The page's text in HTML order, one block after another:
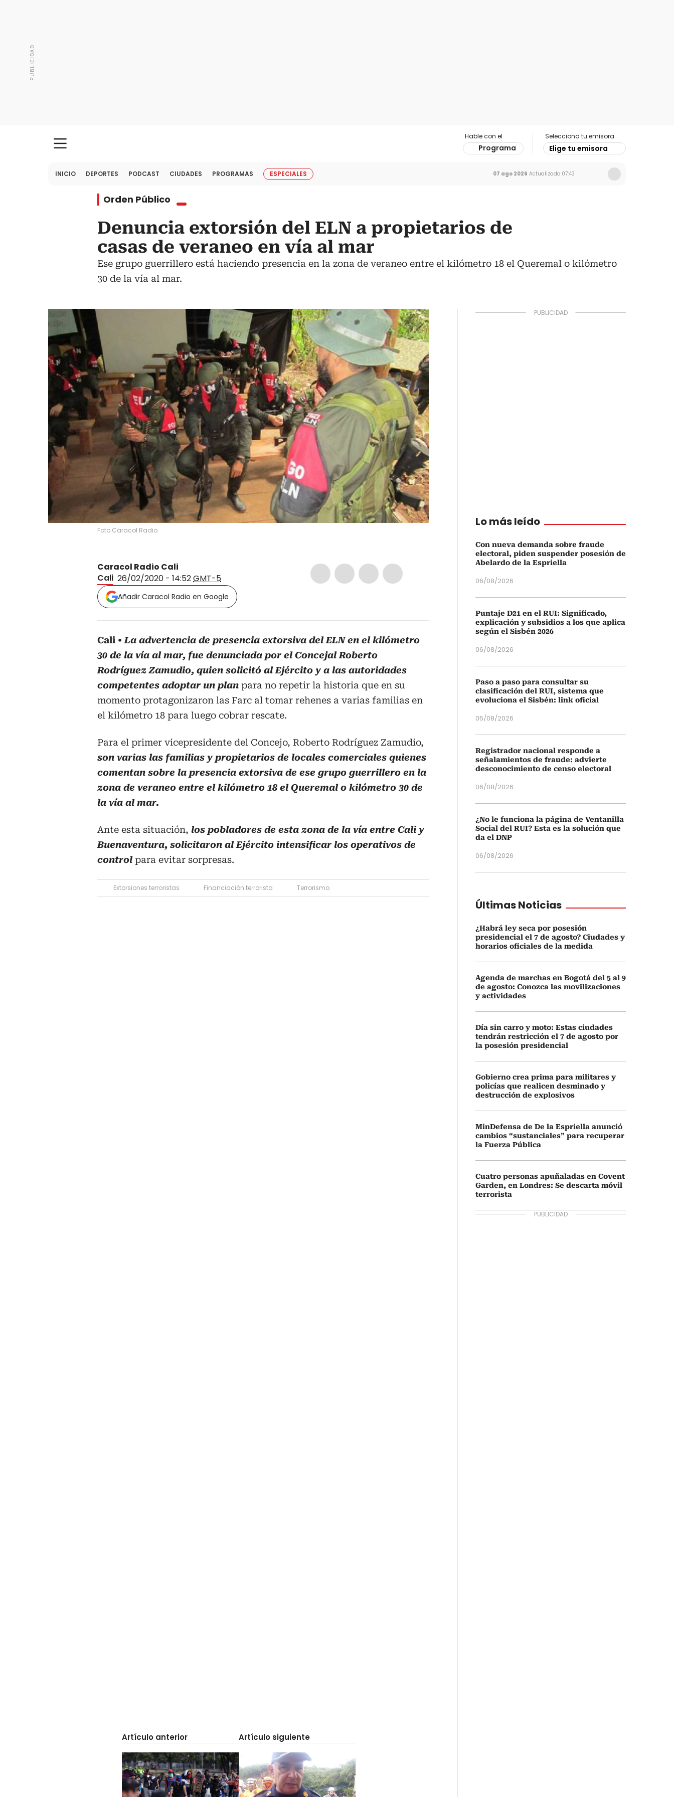
Hable con el
Programa
Selecciona tu emisora
Elige tu emisora
INICIO DEPORTES PODCAST CIUDADES PROGRAMAS ESPECIALES 07 ago 2026 Actualizado 07:43
Orden Público
Denuncia extorsión del ELN a propietarios de
casas de veraneo en vía al mar
Ese grupo guerrillero está haciendo presencia en la zona de veraneo entre el kilómetro 18 el Queremal o kilómetro
30 de la vía al mar.
Foto Caracol Radio
Caracol Radio Cali
Cali 26/02/2020 - 14:52GMT-5
Añadir Caracol Radio en Google
Cali
La advertencia de presencia extorsiva del ELN en el kilómetro
30 de la vía al mar, fue denunciada por el Concejal Roberto
Rodríguez Zamudio, quien solicitó al Ejército y a las autoridades
competentes adoptar un plan para no repetir la historia que en su
momento protagonizaron las Farc al tomar rehenes a varias familias en
el kilómetro 18 para luego cobrar rescate.
Para el primer vicepresidente del Concejo, Roberto Rodríguez Zamudio,
son varias las familias y propietarios de locales comerciales quienes
comentan sobre la presencia extorsiva de ese grupo guerrillero en la
zona de veraneo entre el kilómetro 18 el Queremal o kilómetro 30 de
la vía al mar.
Ante esta situación, los pobladores de esta zona de la vía entre Cali y
Buenaventura, solicitaron al Ejército intensificar los operativos de
controlpara evitar sorpresas.
Extorsiones terroristas Financiación terrorista Terrorismo
Artículo anterior Artículo siguiente
Lo más leído
Con nueva demanda sobre fraude
electoral, piden suspender posesión de
Abelardo de la Espriella
06/08/2026
Puntaje D21 en el RUI: Significado,
explicación y subsidios a los que aplica
según el Sisbén 2026
06/08/2026
Paso a paso para consultar su
clasificación del RUI, sistema que
evoluciona el Sisbén: link oficial
05/08/2026
Registrador nacional responde a
señalamientos de fraude: advierte
desconocimiento de censo electoral
06/08/2026
¿No le funciona la página de Ventanilla
Social del RUI? Esta es la solución que
da el DNP
06/08/2026
Últimas Noticias
¿Habrá ley seca por posesión
presidencial el 7 de agosto? Ciudades y
horarios oficiales de la medida
Agenda de marchas en Bogotá del 5 al 9
de agosto: Conozca las movilizaciones
y actividades
Día sin carro y moto: Estas ciudades
tendrán restricción el 7 de agosto por
la posesión presidencial
Gobierno crea prima para militares y
policías que realicen desminado y
destrucción de explosivos
MinDefensa de De la Espriella anunció
cambios “sustanciales” para recuperar
la Fuerza Pública
Cuatro personas apuñaladas en Covent
Garden, en Londres: Se descarta móvil
terrorista